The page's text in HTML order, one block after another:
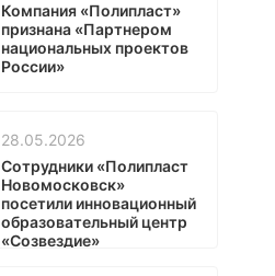
Компания «Полипласт»
признана «Партнером
национальных проектов
России»
28.05.2026
Сотрудники «Полипласт
Новомосковск»
посетили инновационный
образовательный центр
«Созвездие»